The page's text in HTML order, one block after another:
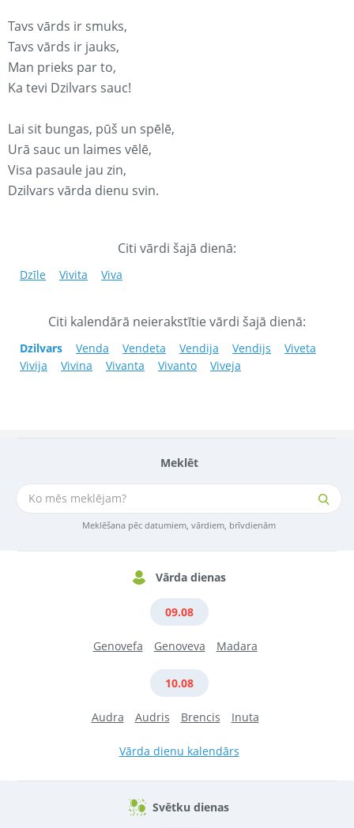
Meklēt
Meklēšana pēc datumiem, vārdiem, brīvdienām
Vārda dienas
09.08
Genovefa Genoveva Madara
10.08
Audra Audris Brencis Inuta
Vārda dienu kalendārs
Svētku dienas
Tavs vārds ir smuks,
Tavs vārds ir jauks,
Man prieks par to,
Ka tevi Dzilvars sauc!
Lai sit bungas, pūš un spēlē,
Urā sauc un laimes vēlē,
Visa pasaule jau zin,
Dzilvars vārda dienu svin.
Citi vārdi šajā dienā:
Dzīle Vivita Viva
Citi kalendārā neierakstītie vārdi šajā dienā:
Dzilvars Venda Vendeta Vendija Vendijs
Viveta
Vivija
Vivina Vivanta Vivanto Viveja